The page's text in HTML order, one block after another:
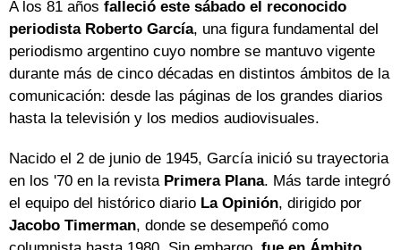
A los 81 años falleció este sábado el reconocido
periodista Roberto García, una figura fundamental del
periodismo argentino cuyo nombre se mantuvo vigente
durante más de cinco décadas en distintos ámbitos de la
comunicación: desde las páginas de los grandes diarios
hasta la televisión y los medios audiovisuales.
Nacido el 2 de junio de 1945, García inició su trayectoria
en los '70 en la revista Primera Plana. Más tarde integró
el equipo del histórico diario La Opinión, dirigido por
Jacobo Timerman, donde se desempeñó como